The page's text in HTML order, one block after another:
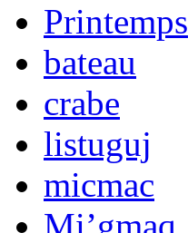
Printemps
bateau
crabe
listuguj
micmac
Mi’gmaq